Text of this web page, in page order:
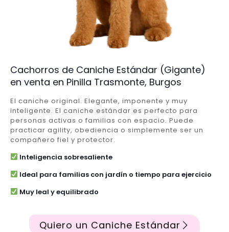
Cachorros de Caniche Estándar (Gigante)
en venta en Pinilla Trasmonte, Burgos
El caniche original. Elegante, imponente y muy
inteligente. El caniche estándar es perfecto para
personas activas o familias con espacio. Puede
practicar agility, obediencia o simplemente ser un
compañero fiel y protector.
Inteligencia sobresaliente
Ideal para familias con jardín o tiempo para ejercicio
Muy leal y equilibrado
Quiero un Caniche Estándar